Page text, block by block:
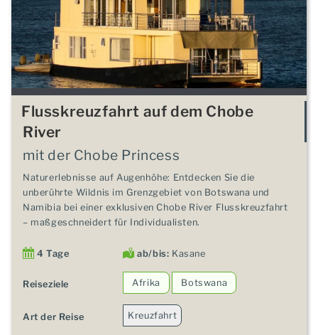
Flusskreuzfahrt auf dem Chobe
River
mit der Chobe Princess
Naturerlebnisse auf Augenhöhe: Entdecken Sie die
unberührte Wildnis im Grenzgebiet von Botswana und
Namibia bei einer exklusiven Chobe River Flusskreuzfahrt
– maßgeschneidert für Individualisten.
4 Tage ab/bis: Kasane
Reiseziele Afrika Botswana
Art der Reise Kreuzfahrt